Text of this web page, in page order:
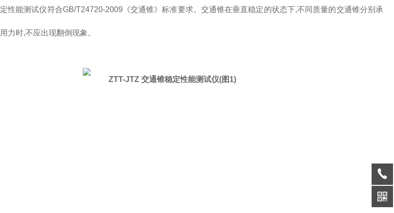
性能测试仪符合GB/T24720-2009《交通锥》标准要求。交通锥在垂直稳定的状态下,不同质量的交通锥分别承
力时,不应出现翻倒现象。